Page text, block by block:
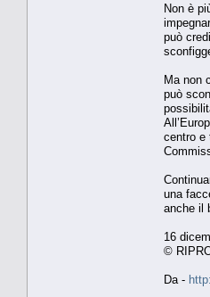
Non è
può
Ma non
può
centro e
una
anche il
16
©
Da -